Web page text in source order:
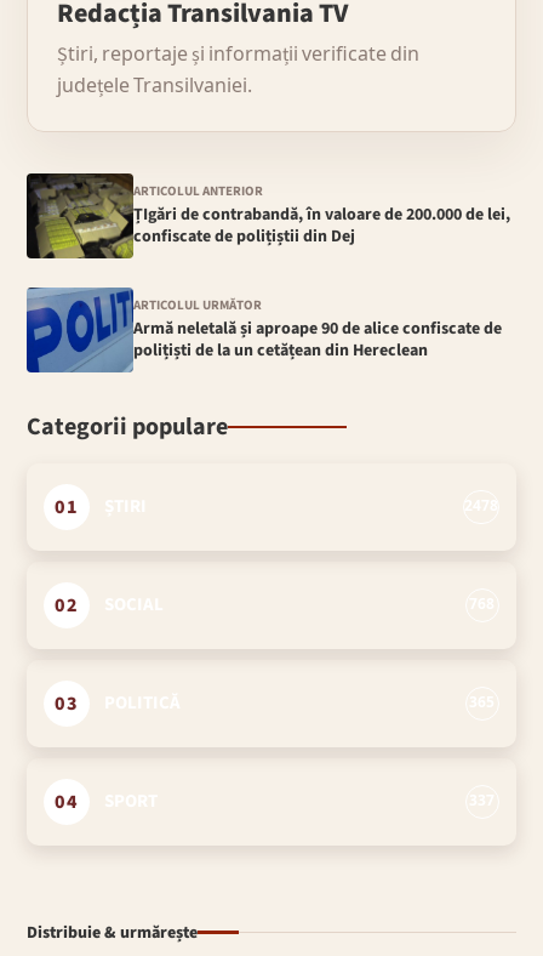
Redacția Transilvania TV
Știri, reportaje și informații verificate din
județele Transilvaniei.
ARTICOLUL ANTERIOR
ȚIgări de contrabandă, în valoare de 200.000 de lei,
confiscate de polițiștii din Dej
ARTICOLUL URMĂTOR
Armă neletală și aproape 90 de alice confiscate de
polițiști de la un cetățean din Hereclean
Categorii populare
01
02
03
04
Distribuie & urmărește